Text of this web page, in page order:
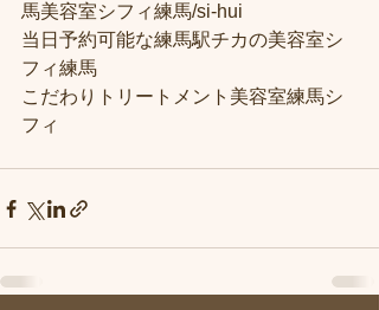
馬美容室シフィ練馬/si-hui
当日予約可能な練馬駅チカの美容室シ
フィ練馬
こだわりトリートメント美容室練馬シ
フィ